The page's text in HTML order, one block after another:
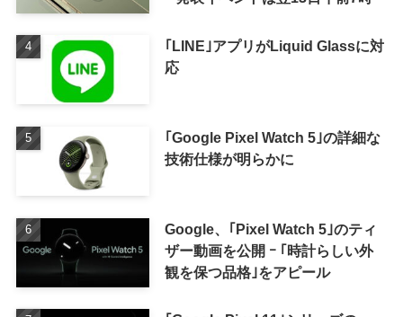
｢LINE｣アプリがLiquid Glassに対
応
｢Google Pixel Watch 5｣の詳細な
技術仕様が明らかに
Google、｢Pixel Watch 5｣のティ
ザー動画を公開 ｰ ｢時計らしい外
観を保つ品格｣をアピール